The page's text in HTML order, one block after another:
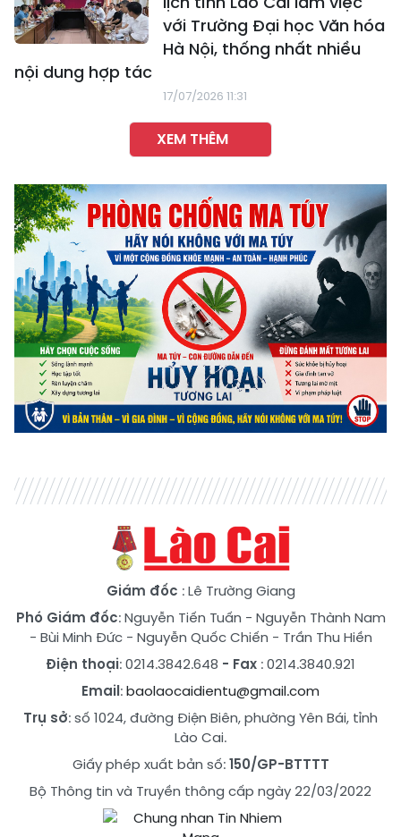
với Trường Đại học Văn hóa
Hà Nội, thống nhất nhiều
nội dung hợp tác
17/07/2026 11:31
XEM THÊM
Giám đốc : Lê Trường Giang
Phó Giám đốc:Nguyễn Tiến Tuấn - Nguyễn Thành Nam
- Bùi Minh Đức- Nguyễn Quốc Chiến - Trần Thu Hiền
Điện thoại: 0214.3842.648 - Fax : 0214.3840.921
Email:baolaocaidientu@gmail.com
Trụ sở: số 1024, đường Điện Biên, phường Yên Bái, tỉnh
Lào Cai.
Giấy phép xuất bản số:150/GP-BTTTT
Bộ Thông tin và Truyền thông cấp ngày 22/03/2022